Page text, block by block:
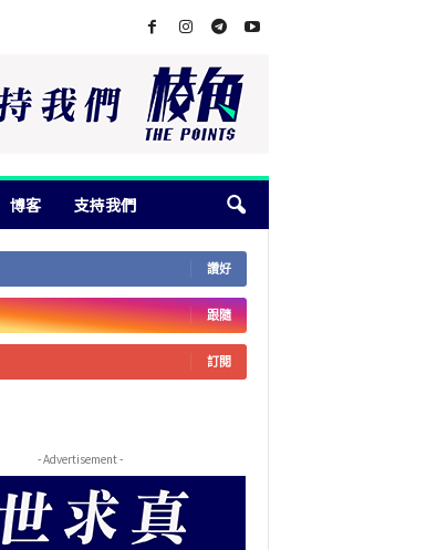
博客 支持我們
讚好
跟隨
訂閱
- Advertisement -